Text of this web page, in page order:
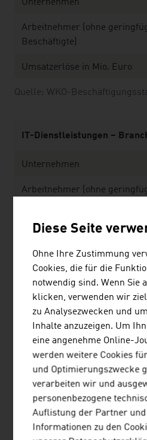
Quelle: WKO-
Unternehmen
Arbeitnehmer (ohne
Beschäftigte)
Umsatzerlöse in Mio. Euro
Quelle: WKO-
IT-Dienstleistungen –
Unternehmen
Arbeitnehmer (ohne
Umsatz in Mio. EUR
Die Sparte Information und
Entsorgungs- und
Ressourcenmanagement
Finanzdienstleister
Werbung und
Diese Seite
Ohne Ihre Zustimmung
Cookies, die für die
notwendig sind. Wenn Sie
klicken, verwenden wir
zu Analysezwecken und
Inhalte anzuzeigen. Um
eine angenehme Online-
werden weitere Cookies
und Optimierungszwecke
verarbeiten wir und
personenbezogene
Auflistung der Partner
Informationen zu den